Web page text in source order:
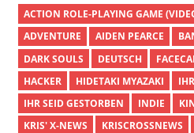
ACTION ROLE-PLAYING GAME
ADVENTURE
AIDEN PEARCE
DARK SOULS
DEUTSCH
HACKER
HIDETAKI MYAZAKI
IHR SEID GESTORBEN
INDIE
KRIS' X-NEWS
KRISCROSSNEWS